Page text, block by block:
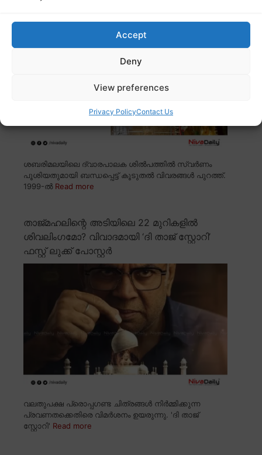
Accept
Deny
View preferences
Privacy PolicyContact Us
ശബരിമലയിലെ ദ്വാരപാലക ശിൽപത്തിൽ സ്വർണം
പൂശിയതുമായി ബന്ധപ്പെട്ട് കൂടുതൽ വിവരങ്ങൾ പുറത്ത്.
1999-ൽ Read more
താജ്മഹലിന്റെ അടിയിലെ 22 മുറികളിൽ
ശിവലിംഗമോ? വിവാദമായി ‘ദി താജ് സ്റ്റോറി’
ഫസ്റ്റ് ലുക്ക് പോസ്റ്റർ
വലതുപക്ഷ പ്രൊപ്പഗണ്ട ചിത്രങ്ങൾ നിർമ്മിക്കുന്ന
പ്രവണതക്കെതിരെ വിമർശനം ഉയരുന്നു. 'ദി താജ്
സ്റ്റോറി' Read more